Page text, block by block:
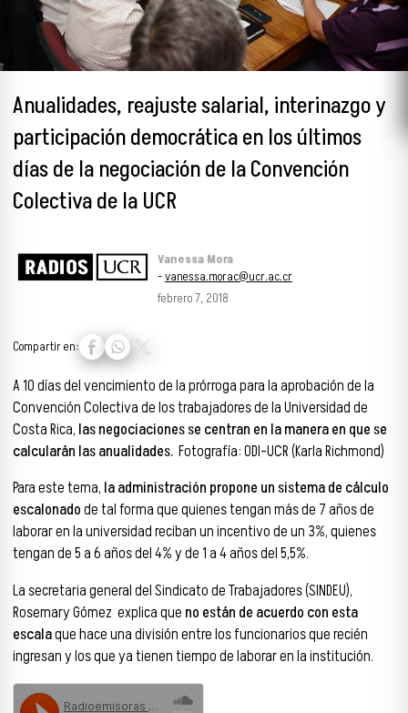
Anualidades, reajuste salarial, interinazgo y
participación democrática en los últimos
días de la negociación de la Convención
Colectiva de la UCR
Vanessa Mora
-vanessa.morac@ucr.ac.cr
febrero 7, 2018
Compartir en:
A 10 días del vencimiento de la prórroga para la aprobación de la
Convención Colectiva de los trabajadores de la Universidad de
Costa Rica, las negociaciones se centran en la manera en que se
calcularán las anualidades. Fotografía: ODI-UCR (Karla Richmond)
Para este tema, la administración propone un sistema de cálculo
escalonadode tal forma que quienes tengan más de 7 años de
laborar en la universidad reciban un incentivo de un 3%, quienes
tengan de 5 a 6 años del 4% y de 1 a 4 años del 5,5%.
La secretaria general del Sindicato de Trabajadores (SINDEU),
Rosemary Gómez explica que no están de acuerdo con esta
escalaque hace una división entre los funcionarios que recién
ingresan y los que ya tienen tiempo de laborar en la institución.